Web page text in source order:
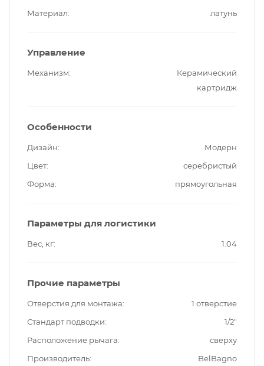
Материал
латунь
Управление
Механизм
Керамический
картридж
Особенности
Дизайн
Модерн
Цвет
серебристый
Форма
прямоугольная
Параметры для логистики
Вес, кг 1.04
Прочие параметры
Отверстия для монтажа
1 отверстие
Стандарт подводки
1/2"
Расположение рычага
сверху
Производитель
BelBagno